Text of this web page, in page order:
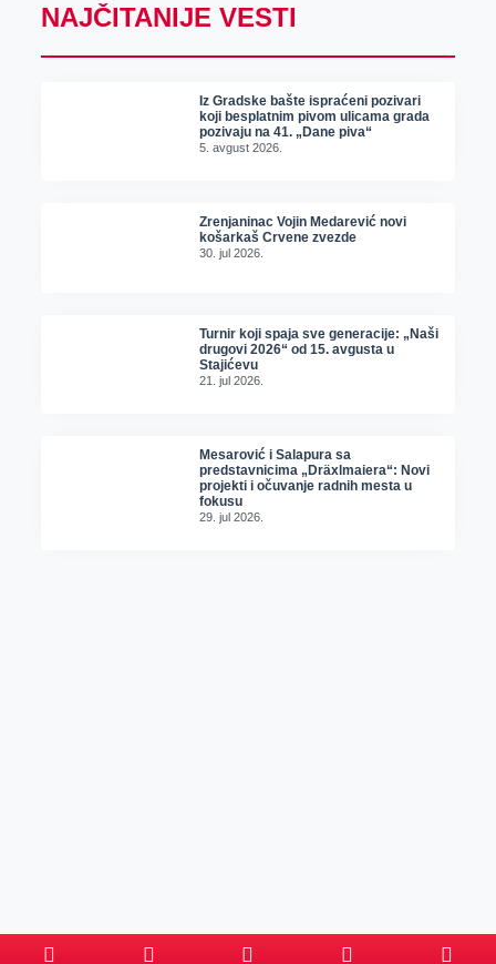
NAJČITANIJE VESTI
Iz Gradske bašte ispraćeni pozivari
koji besplatnim pivom ulicama grada
pozivaju na 41. „Dane piva“
5. avgust 2026.
Zrenjaninac Vojin Medarević novi
košarkaš Crvene zvezde
30. jul 2026.
Turnir koji spaja sve generacije: „Naši
drugovi 2026“ od 15. avgusta u
Stajićevu
21. jul 2026.
Mesarović i Salapura sa
predstavnicima „Dräxlmaiera“: Novi
projekti i očuvanje radnih mesta u
fokusu
29. jul 2026.